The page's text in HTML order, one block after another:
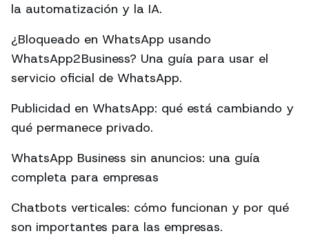
la automatización y la IA.
¿Bloqueado en WhatsApp usando
WhatsApp2Business? Una guía para usar el
servicio oficial de WhatsApp.
Publicidad en WhatsApp: qué está cambiando y
qué permanece privado.
WhatsApp Business sin anuncios: una guía
completa para empresas
Chatbots verticales: cómo funcionan y por qué
son importantes para las empresas.